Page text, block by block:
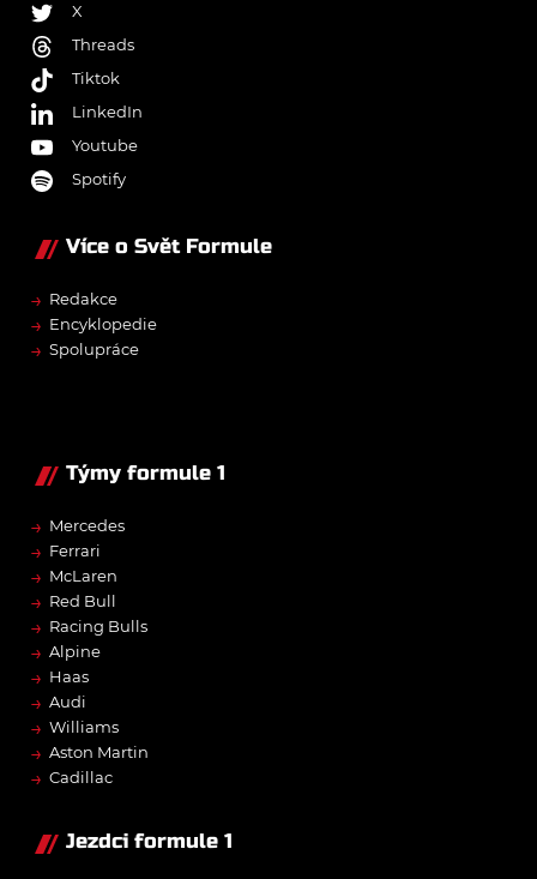
X
Threads
Tiktok
LinkedIn
Youtube
Spotify
Více o Svět Formule
→ Redakce
→ Encyklopedie
→ Spolupráce
Týmy formule 1
→ Mercedes
→ Ferrari
→ McLaren
→ Red Bull
→ Racing Bulls
→ Alpine
→ Haas
→ Audi
→ Williams
→ Aston Martin
→ Cadillac
Jezdci formule 1